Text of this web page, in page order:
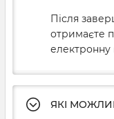
Після
отримаєте
електронну
ЯКІ